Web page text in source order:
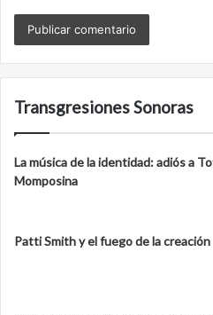
Transgresiones Sonoras
La música de la identidad: adiós a
Momposina
Patti Smith y el fuego de la creación